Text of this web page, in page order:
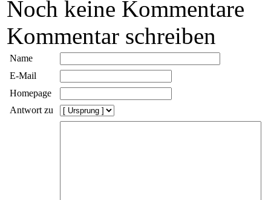
Noch keine Kommentare
Kommentar schreiben
Name
E-Mail
Homepage
Antwort zu